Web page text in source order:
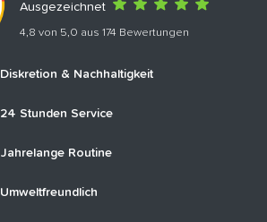
Ausgezeichnet
4,8 von 5,0 aus 174 Bewertungen
Diskretion & Nachhaltigkeit
24 Stunden Service
Jahrelange Routine
Umweltfreundlich